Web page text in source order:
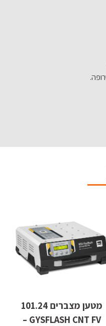
מטען מצברים 101.24
GYSFLASH CNT FV –